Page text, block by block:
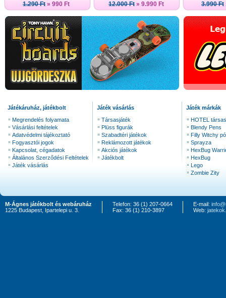
1.290 Ft » 990 Ft 12.000 Ft » 9.990 Ft 3.990 Ft
Játékáruház, játékbolt
Megrendelés folyamata
Vásárlási feltételek
Adatvédelmi tájékoztató
Fogyasztói jogok
Kapcsolat, cégadatok
Általános Szerződési Feltételek
Játék vásárlás
Játék vásárlás
Társasjáték
Plüss figurák
Szabadtéri játékok
Reklámozott játékok
Akciós játékok
Játékbolt
Játék márkák
HOTEL
Blendy Pens
Filly Witchy
Sprayza
HexBug
HexBug
Lego
Zombie Zity
M-Ágnes játékbolt és webáruház
1225 Budapest, Ipartelepi u. 3.
Telefon: 36 (1) 207-0664
Fax: 36 (1) 210-3897
E-mail:
Web: